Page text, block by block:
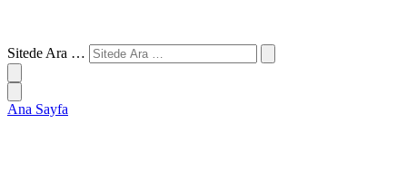
Sitede Ara …
Ana Sayfa